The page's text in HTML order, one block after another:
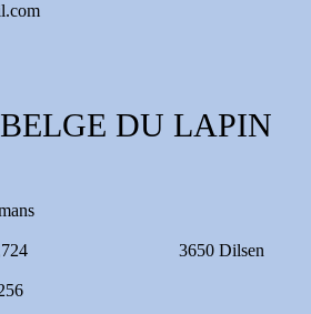
DU LAPIN
3650 Dilsen